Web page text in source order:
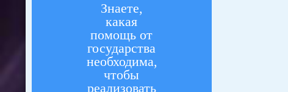
Знаете,
какая
помощь от
государства
необходима,
чтобы
реализовать